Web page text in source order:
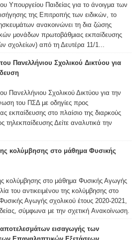
Υπουργείου Παιδείας για το άνοιγμα των
της Επιτροπής των ειδικών, το
ανακοινώνει τη δια ζώσης
μονάδων πρωτοβάθμιας εκπαίδευσης
σχολείων) από τη Δευτέρα 11/1...
Πανελλήνιου Σχολικού Δικτύου για
Πανελλήνιου Σχολικού Δικτύου για την
του ΠΣΔ με οδηγίες προς
εκπαίδευσης στο πλαίσιο της διαρκούς
τηλεκπαίδευσης Δείτε αναλυτικά την
κολύμβησης στο μάθημα Φυσικής
κολύμβησης στο μάθημα Φυσικής Αγωγής
του αντικειμένου της κολύμβησης στο
Αγωγής σχολικού έτους 2020-2021,
σύμφωνα με την σχετική Ανακοίνωση.
εισαγωγής των